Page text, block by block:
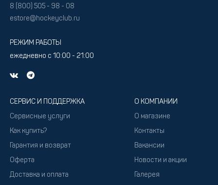
8 (800) 505 - 98 - 08
estore@hockeyclub.ru
РЕЖИМ РАБОТЫ
ежедневно с 10:00 - 21:00
СЕРВИС И ПОДДЕРЖКА
Сервисные услуги
Как купить?
Гарантия и возврат
Оферта
Доставка и оплата
О КОМПАНИИ
О магазине
Контакты
Вакансии
Новости и акции
Галерея